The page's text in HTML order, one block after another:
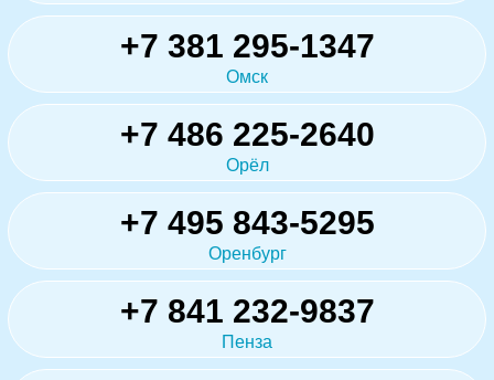
+7 381 295-1347
Омск
+7 486 225-2640
Орёл
+7 495 843-5295
Оренбург
+7 841 232-9837
Пенза